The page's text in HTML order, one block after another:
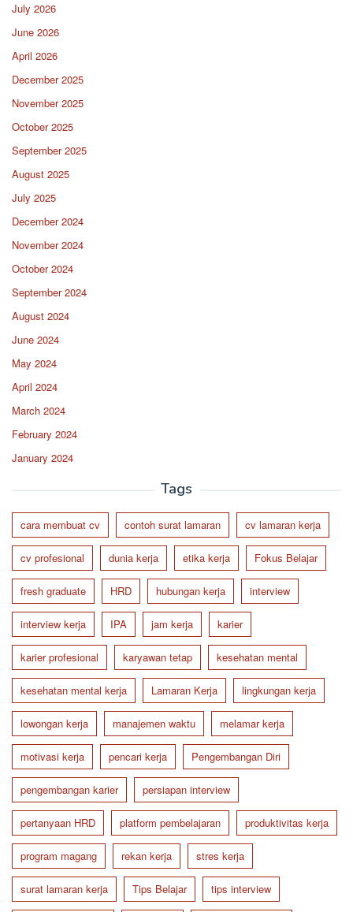
July 2026
June 2026
April 2026
December 2025
November 2025
October 2025
September 2025
August 2025
July 2025
December 2024
November 2024
October 2024
September 2024
August 2024
June 2024
May 2024
April 2024
March 2024
February 2024
January 2024
Tags
cara membuat cv contoh surat lamaran cv lamaran kerja
cv profesional dunia kerja etika kerja Fokus Belajar
fresh graduate HRD hubungan kerja interview
interview kerja IPA jam kerja karier
karier profesional karyawan tetap kesehatan mental
kesehatan mental kerja Lamaran Kerja lingkungan kerja
lowongan kerja manajemen waktu melamar kerja
motivasi kerja pencari kerja Pengembangan Diri
pengembangan karier persiapan interview
pertanyaan HRD platform pembelajaran produktivitas kerja
program magang rekan kerja stres kerja
surat lamaran kerja Tips Belajar tips interview